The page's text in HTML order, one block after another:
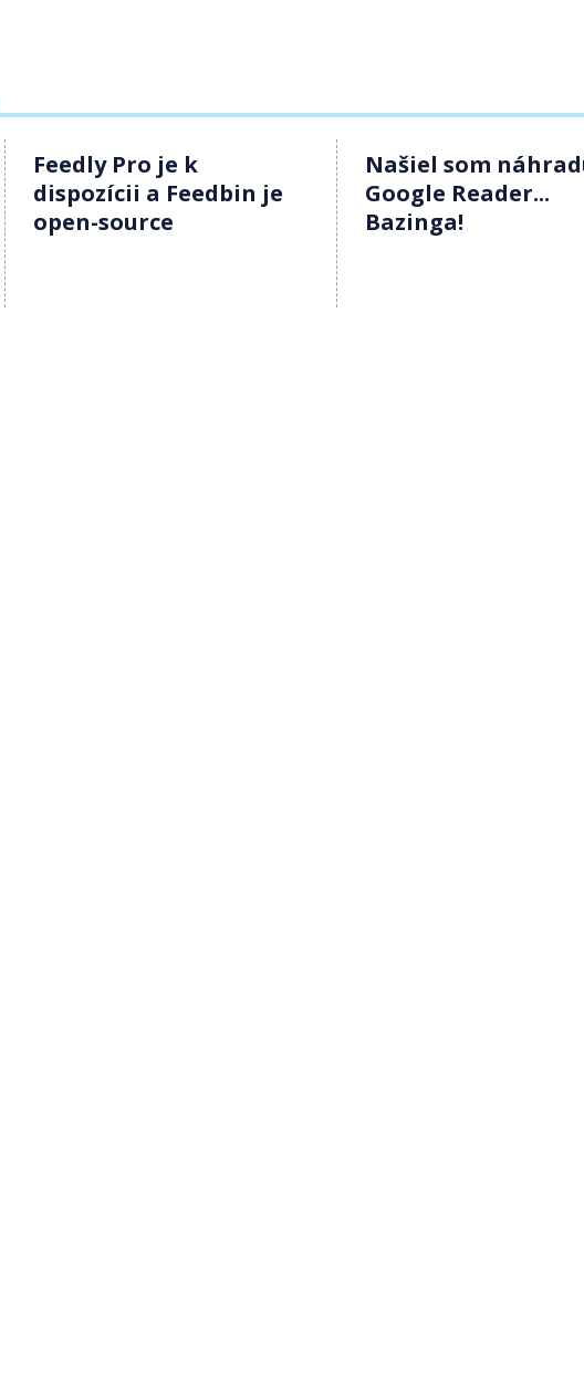
Feedly Pro je k
dispozícii a Feedbin je
open-source
Našiel som
Google Reader...
Bazinga!